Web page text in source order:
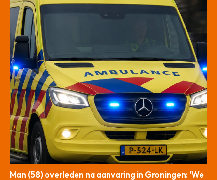
Man (58) overleden na aanvaring in Groningen: ‘We